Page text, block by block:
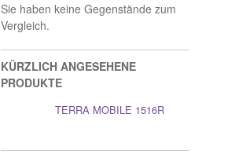
Sie haben keine Gegenstände zum
Vergleich.
KÜRZLICH ANGESEHENE
PRODUKTE
TERRA MOBILE 1516R